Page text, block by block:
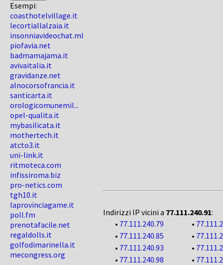
Esempi:
coasthotelvillage.it
lecortiallalzaia.it
insonniavideochat.ml
piofavia.net
badmamajama.it
avivaitalia.it
gravidanze.net
alnocorsofrancia.it
santicarta.it
orologicomunemil...
opel-qualita.it
mybasilicata.it
mothertech.it
atcto3.it
uni-link.it
ritmoteca.com
infissiroma.biz
pro-netics.com
tgh10.it
laprovinciagame.it
poll.fm
prenotafacile.net
regaldolls.it
golfodimarinella.it
mecongress.org
Indirizzi IP vicini a 77.111.240.91:
• 77.111.240.79 •
• 77.111.240.85 •
• 77.111.240.93 •
• 77.111.240.98 •